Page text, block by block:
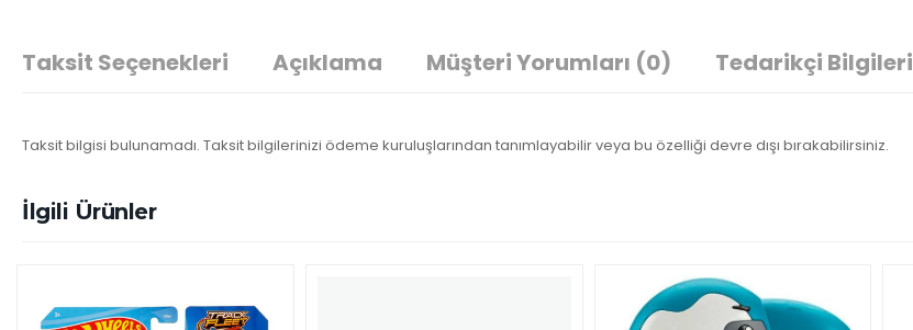
Taksit Seçenekleri Açıklama Müşteri Yorumları (0) Tedarikçi Bilgileri
Taksit bilgisi bulunamadı. Taksit bilgilerinizi ödeme kuruluşlarından tanımlayabilir veya bu özelliği devre dışı bırakabilirsiniz.
İlgili Ürünler